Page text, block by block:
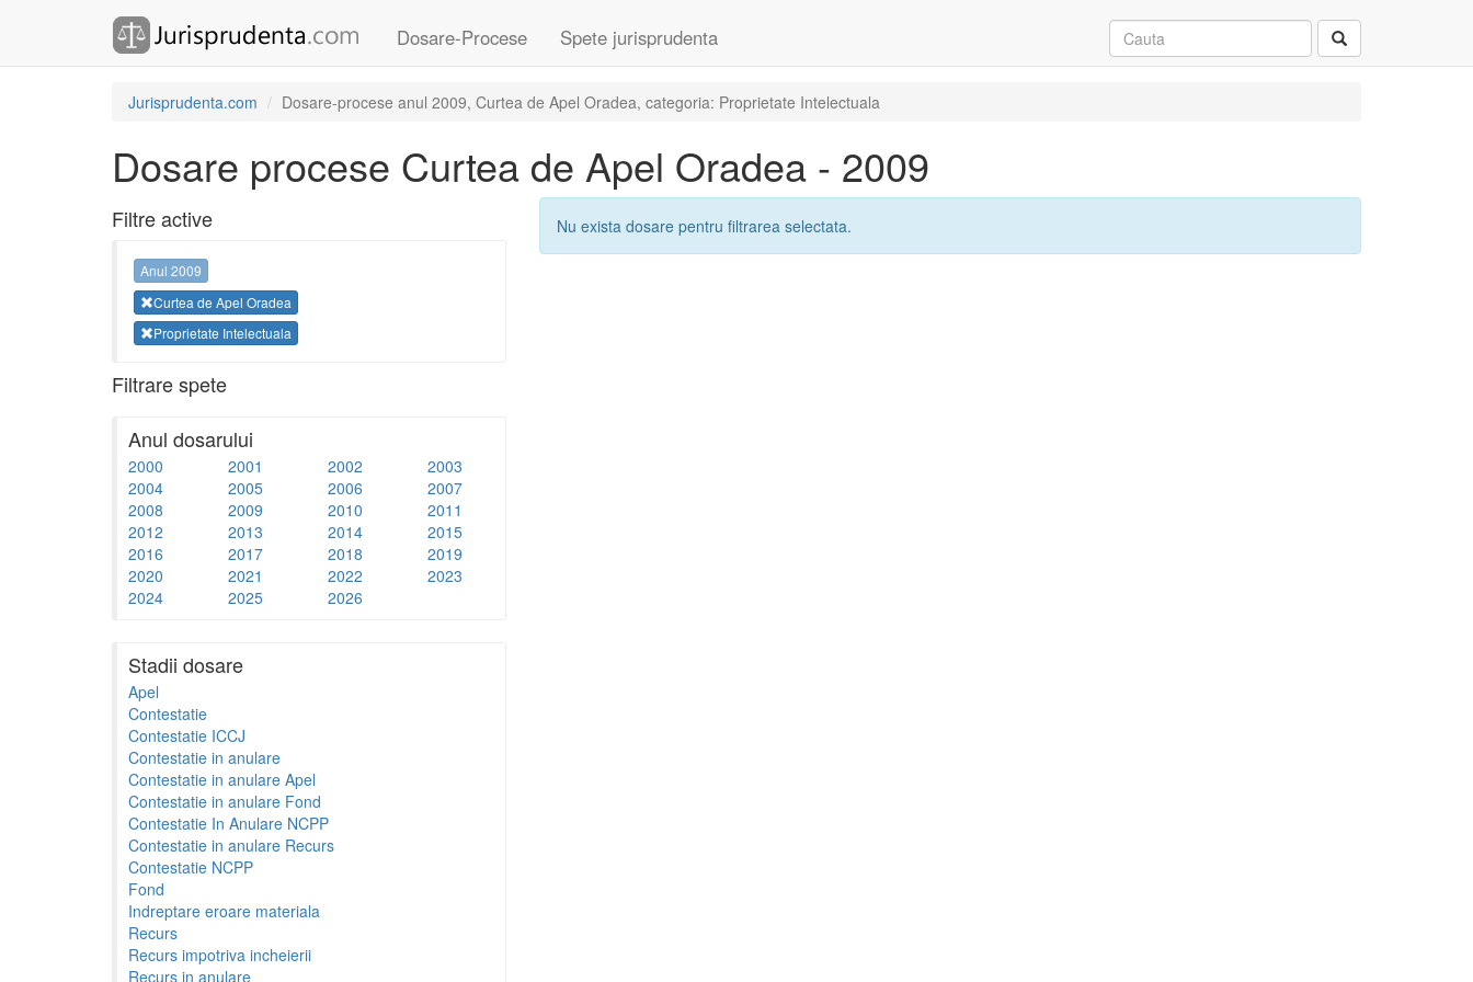
Dosare-Procese Spete jurisprudenta
Jurisprudenta.com Dosare-procese anul 2009, Curtea de Apel Oradea, categoria: Proprietate Intelectuala
Dosare procese Curtea de Apel Oradea - 2009
Filtre active
Anul 2009
Curtea de Apel Oradea
Proprietate Intelectuala
Filtrare spete
Anul dosarului
2000 2001 2002
2003
2004
2005 2006
2007
2008
2009 2010
2011
2012
2013 2014
2015
2016
2017 2018
2019
2020
2021 2022
2023
2024
2025 2026
Stadii dosare
Apel
Contestatie
Contestatie ICCJ
Contestatie in anulare
Contestatie in anulare Apel
Contestatie in anulare Fond
Contestatie In Anulare NCPP
Contestatie in anulare Recurs
Contestatie NCPP
Fond
Indreptare eroare materiala
Recurs
Recurs impotriva incheierii
Recurs in anulare
Nu exista dosare pentru filtrarea selectata.